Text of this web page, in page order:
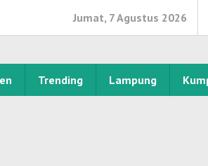
Jumat, 7 Agustus 2026
Trending Lampung